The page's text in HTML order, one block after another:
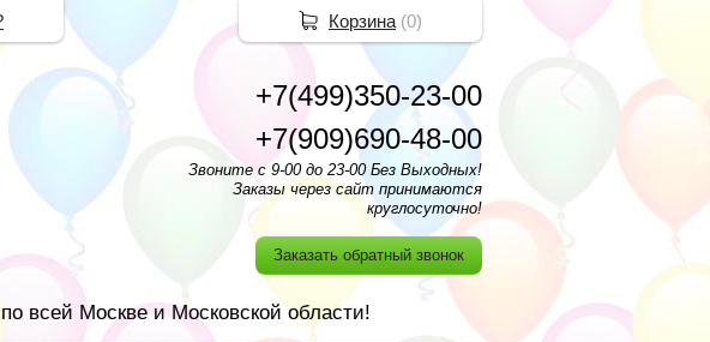
+7(499)350-23-00
+7(909)690-48-00
Звоните с 9-00 до 23-00 Без Выходных!
Заказы через сайт принимаются
круглосуточно!
Заказать обратный звонок
всей Москве и Московской области!
Корзина (0)